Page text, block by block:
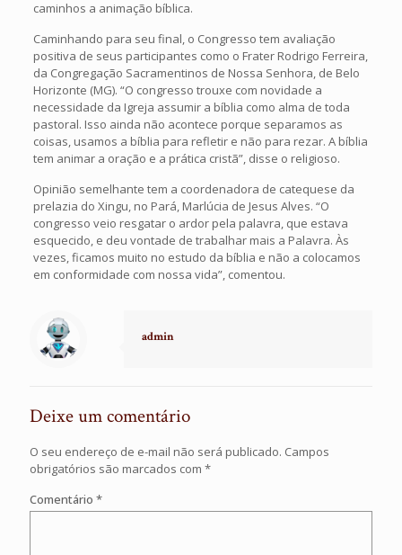
caminhos a animação bíblica.
Caminhando para seu final, o Congresso tem avaliação
positiva de seus participantes como o Frater Rodrigo Ferreira,
da Congregação Sacramentinos de Nossa Senhora, de Belo
Horizonte (MG). “O congresso trouxe com novidade a
necessidade da Igreja assumir a bíblia como alma de toda
pastoral. Isso ainda não acontece porque separamos as
coisas, usamos a bíblia para refletir e não para rezar. A bíblia
tem animar a oração e a prática cristã”, disse o religioso.
Opinião semelhante tem a coordenadora de catequese da
prelazia do Xingu, no Pará, Marlúcia de Jesus Alves. “O
congresso veio resgatar o ardor pela palavra, que estava
esquecido, e deu vontade de trabalhar mais a Palavra. Às
vezes, ficamos muito no estudo da bíblia e não a colocamos
em conformidade com nossa vida”, comentou.
admin
Deixe um comentário
O seu endereço de e-mail não será publicado. Campos
obrigatórios são marcados com *
Comentário *